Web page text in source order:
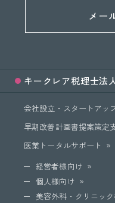
メー
キークレア税理士法
会社設立・スタートアッ
早期改善計画書提案策定
医業トータルサポート
経営者様向け
個人様向け
美容外科・クリニッ